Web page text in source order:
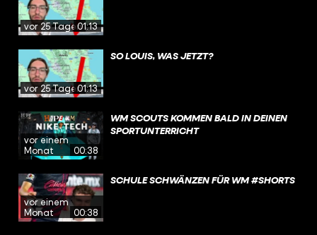
vor 25 Tagen01:13
vor 25 Tagen01:13
SO LOUIS, WAS JETZT?
vor einem
Monat
00:38
WM SCOUTS KOMMEN BALD IN DEINEN
SPORTUNTERRICHT
vor einem
Monat
00:38
SCHULE SCHWÄNZEN FÜR WM #SHORTS